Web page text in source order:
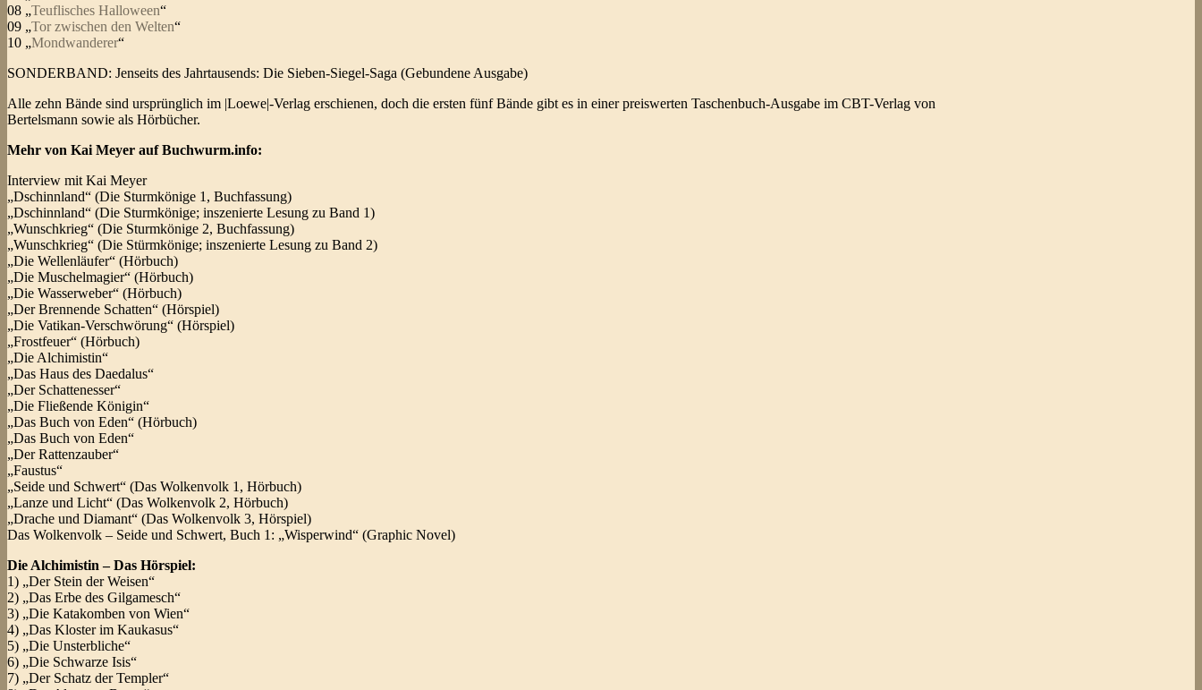
08 „Teuflisches Halloween“
09 „Tor zwischen den Welten“
10 „Mondwanderer“
SONDERBAND: Jenseits des Jahrtausends: Die Sieben-Siegel-Saga (Gebundene Ausgabe)
Alle zehn Bände sind ursprünglich im |Loewe|-Verlag erschienen, doch die ersten fünf Bände gibt es in einer preiswerten Taschenbuch-Ausgabe im CBT-Verlag von
Bertelsmann sowie als Hörbücher.
Mehr von Kai Meyer auf Buchwurm.info:
Interview mit Kai Meyer
„Dschinnland“ (Die Sturmkönige 1, Buchfassung)
„Dschinnland“ (Die Sturmkönige; inszenierte Lesung zu Band 1)
„Wunschkrieg“ (Die Sturmkönige 2, Buchfassung)
„Wunschkrieg“ (Die Stürmkönige; inszenierte Lesung zu Band 2)
„Die Wellenläufer“ (Hörbuch)
„Die Muschelmagier“ (Hörbuch)
„Die Wasserweber“ (Hörbuch)
„Der Brennende Schatten“ (Hörspiel)
„Die Vatikan-Verschwörung“ (Hörspiel)
„Frostfeuer“ (Hörbuch)
„Die Alchimistin“
„Das Haus des Daedalus“
„Der Schattenesser“
„Die Fließende Königin“
„Das Buch von Eden“ (Hörbuch)
„Das Buch von Eden“
„Der Rattenzauber“
„Faustus“
„Seide und Schwert“ (Das Wolkenvolk 1, Hörbuch)
„Lanze und Licht“ (Das Wolkenvolk 2, Hörbuch)
„Drache und Diamant“ (Das Wolkenvolk 3, Hörspiel)
Das Wolkenvolk – Seide und Schwert, Buch 1: „Wisperwind“ (Graphic Novel)
Die Alchimistin – Das Hörspiel:
1) „Der Stein der Weisen“
2) „Das Erbe des Gilgamesch“
3) „Die Katakomben von Wien“
4) „Das Kloster im Kaukasus“
5) „Die Unsterbliche“
6) „Die Schwarze Isis“
7) „Der Schatz der Templer“